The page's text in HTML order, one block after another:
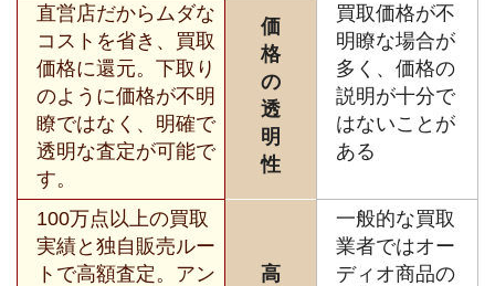
直営店だからムダな
コストを省き、買取
価格に還元。下取り
のように価格が不明
瞭ではなく、明確で
透明な査定が可能で
す。
価
格
の
透
明
性
買取価格が不
明瞭な場合が
多く、価格の
説明が十分で
はないことが
ある
100万点以上の買取
実績と独自販売ルー
トで高額査定。アン
高
一般的な買取
業者ではオー
ディオ商品の